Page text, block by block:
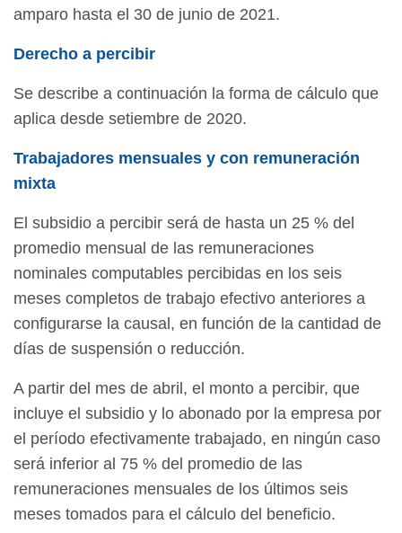
amparo hasta el 30 de junio de 2021.
Derecho a percibir
Se describe a continuación la forma de cálculo que
aplica desde setiembre de 2020.
Trabajadores mensuales y con remuneración
mixta
El subsidio a percibir será de hasta un 25 % del
promedio mensual de las remuneraciones
nominales computables percibidas en los seis
meses completos de trabajo efectivo anteriores a
configurarse la causal, en función de la cantidad de
días de suspensión o reducción.
A partir del mes de abril, el monto a percibir, que
incluye el subsidio y lo abonado por la empresa por
el período efectivamente trabajado, en ningún caso
será inferior al 75 % del promedio de las
remuneraciones mensuales de los últimos seis
meses tomados para el cálculo del beneficio.